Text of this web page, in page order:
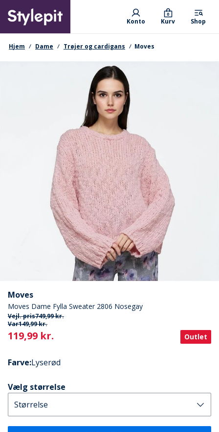
main
content
Primary departments
Konto Kurv
0
Shop
navigationssti
Hjem Dame Trøjer og cardigans Moves
Moves
Moves Dame Fylla Sweater 2806 Nosegay
Vejl. pris749,99 kr.
Var149,99 kr.
Current
119,99 kr. Outlet
Farve:Lyserød
Vælg størrelse